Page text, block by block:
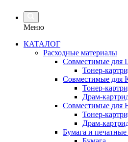
Меню
КАТАЛОГ
Расходные материалы
Совместимые для
Тонер-
Совместимые для
Тонер-
Драм-
Совместимые для
Тонер-
Драм-
Бумага и печатные